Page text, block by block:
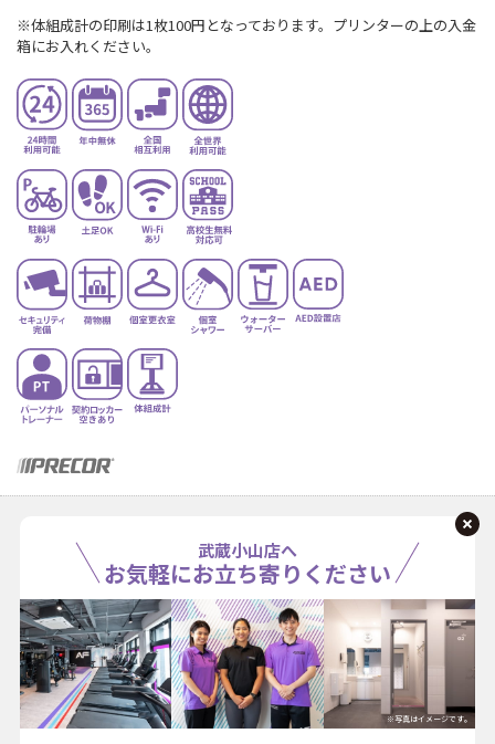
※体組成計の印刷は1枚100円となっております。プリンターの上の入金
箱にお入れください。
武蔵小山店へ
お気軽にお立ち寄りください
※写真はイメージです。